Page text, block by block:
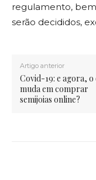
regulamento,
serão decididos,
Artigo anterior
Covid-19: e agora, o
muda em comprar
semijoias online?